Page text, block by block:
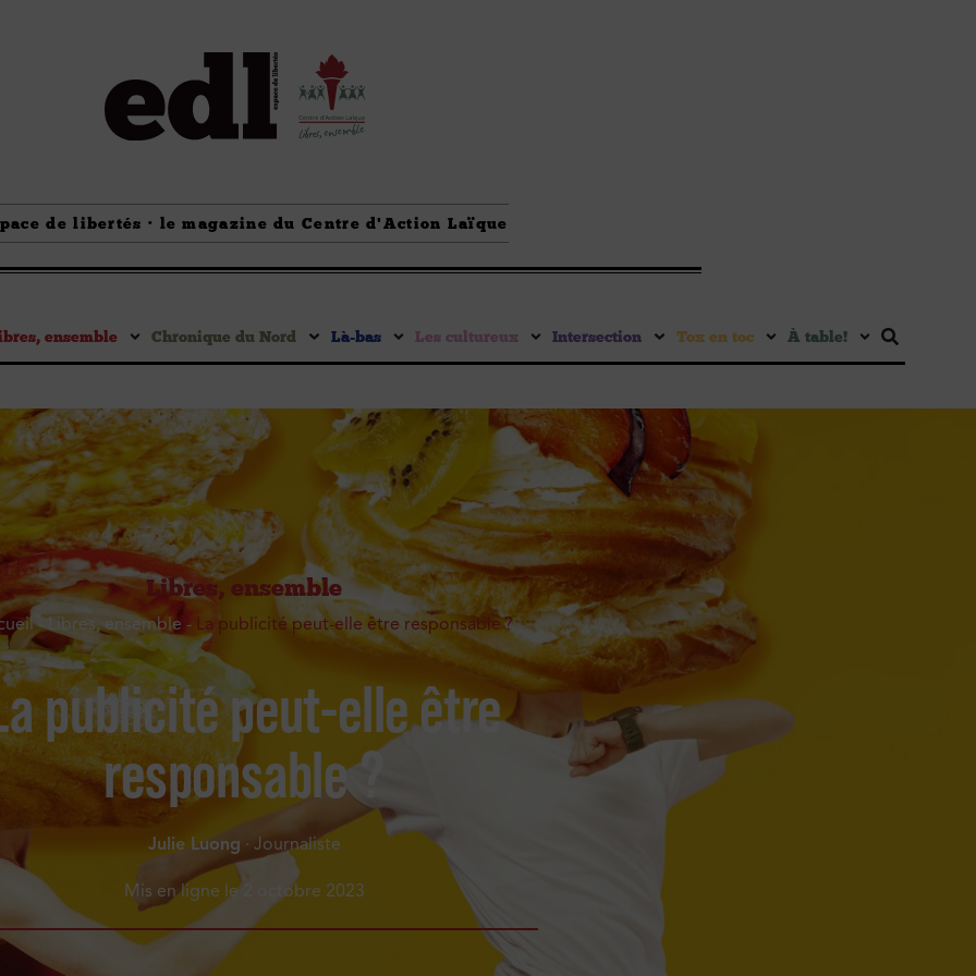
de libertés · le magazine du Centre d'Action Laïque
ensemble Chronique du Nord Là-bas Les cultureux Intersection Tox en toc À table !
Libres, ensemble
-Libres, ensemble - La publicité peut-elle être responsable ?
publicité peut-elle être
responsable ?
Julie Luong · Journaliste
Mis en ligne le 2 octobre 2023